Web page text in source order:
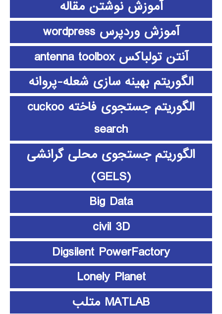
آموزش نوشتن مقاله
آموزش وردپرس wordpress
آنتن تولباکس antenna toolbox
الگوریتم بهینه سازی شعله-پروانه
الگوریتم جستجوی فاخته cuckoo
search
الگوریتم جستجوی محلی گرانشی
(GELS)
Big Data
civil 3D
Digsilent PowerFactory
Lonely Planet
MATLAB متلب